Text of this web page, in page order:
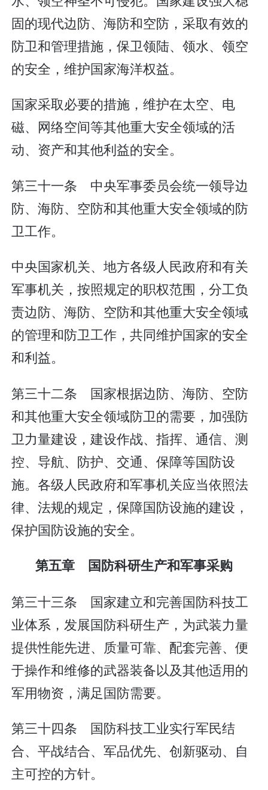
固的现代边防、海防和空防，采取有效的
防卫和管理措施，保卫领陆、领水、领空
的安全，维护国家海洋权益。
国家采取必要的措施，维护在太空、电
磁、网络空间等其他重大安全领域的活
动、资产和其他利益的安全。
第三十一条 中央军事委员会统一领导边
防、海防、空防和其他重大安全领域的防
卫工作。
中央国家机关、地方各级人民政府和有关
军事机关，按照规定的职权范围，分工负
责边防、海防、空防和其他重大安全领域
的管理和防卫工作，共同维护国家的安全
和利益。
第三十二条 国家根据边防、海防、空防
和其他重大安全领域防卫的需要，加强防
卫力量建设，建设作战、指挥、通信、测
控、导航、防护、交通、保障等国防设
施。各级人民政府和军事机关应当依照法
律、法规的规定，保障国防设施的建设，
保护国防设施的安全。
第五章 国防科研生产和军事采购
第三十三条 国家建立和完善国防科技工
业体系，发展国防科研生产，为武装力量
提供性能先进、质量可靠、配套完善、便
于操作和维修的武器装备以及其他适用的
军用物资，满足国防需要。
第三十四条 国防科技工业实行军民结
合、平战结合、军品优先、创新驱动、自
主可控的方针。